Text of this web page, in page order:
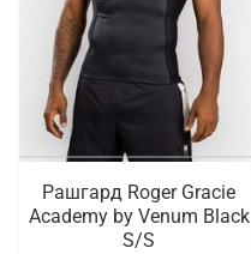
Рашгард Roger Gracie
Academy by Venum Black
S/S